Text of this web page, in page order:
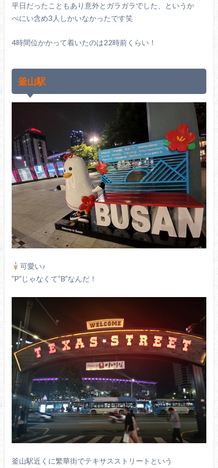
平日だったこともあり意外とガラガラでした、というか
ぺにい含め3人しかいなかったです笑
4時間位かかって着いたのは22時前くらい！
釜山駅
可愛い♪
”P”じゃなくて”B”なんだ！
釜山駅近くに繁華街でテキサスストリートという